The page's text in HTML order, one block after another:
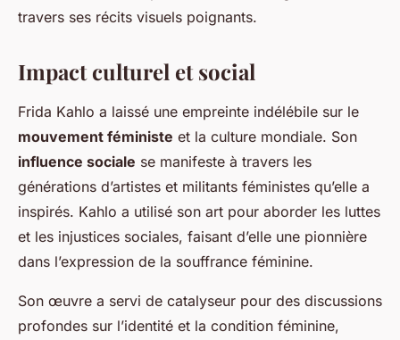
travers ses récits visuels poignants.
Impact culturel et social
Frida Kahlo a laissé une empreinte indélébile sur le
mouvement féministe et la culture mondiale. Son
influence sociale se manifeste à travers les
générations d’artistes et militants féministes qu’elle a
inspirés. Kahlo a utilisé son art pour aborder les luttes
et les injustices sociales, faisant d’elle une pionnière
dans l’expression de la souffrance féminine.
Son œuvre a servi de catalyseur pour des discussions
profondes sur l’identité et la condition féminine,